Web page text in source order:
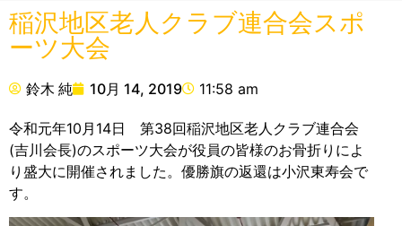
稲沢地区老人クラブ連合会スポ
ーツ大会
鈴木 純 10月 14, 2019 11:58 am
令和元年10月14日 第38回稲沢地区老人クラブ連合会
(吉川会長)のスポーツ大会が役員の皆様のお骨折りによ
り盛大に開催されました。優勝旗の返還は小沢東寿会で
す。